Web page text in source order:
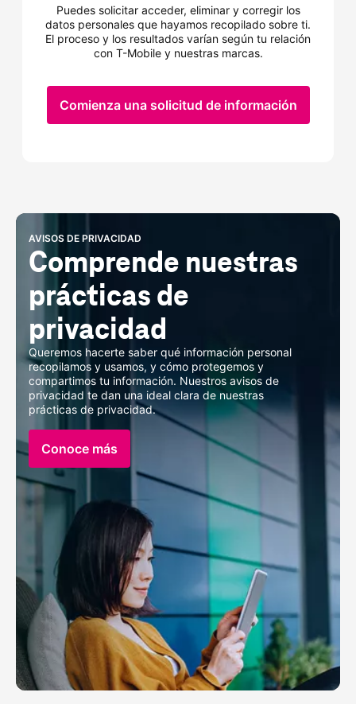
Puedes solicitar acceder, eliminar y corregir los
datos personales que hayamos recopilado sobre ti.
El proceso y los resultados varían según tu relación
con T-Mobiley nuestras marcas.
Comienza una solicitud de información​
AVISOS DE PRIVACIDAD
Comprende nuestras
prácticas de
privacidad
Queremos hacerte saber qué información personal
recopilamos y usamos, y cómo protegemos y
compartimos tu información. Nuestros avisos de
privacidad te dan una ideal clara de nuestras
prácticas de privacidad.
Conoce más